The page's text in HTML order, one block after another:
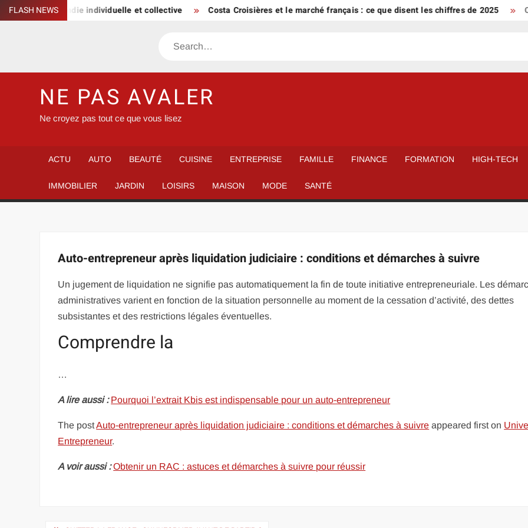
Skip
to
FLASH NEWS
sécurité incendie individuelle et collective Costa Croisières et le marché français : ce que disent les chiffres de 2025
Search
NE PAS AVALER
Ne croyez pas tout ce que vous lisez
ACTU AUTO BEAUTÉ CUISINE ENTREPRISE FAMILLE FINANCE FORMATION HIGH-TECH
IMMOBILIER JARDIN LOISIRS MAISON MODE SANTÉ
Auto-entrepreneur après liquidation judiciaire : conditions et démarches à suivre
Un jugement de liquidation ne signifie pas automatiquement la fin de toute initiative entrepreneuriale. Les
administratives varient en fonction de la situation personnelle au moment de la cessation d’activité, des dettes
subsistantes et des restrictions légales éventuelles.
Comprendre la
…
A lire aussi : Pourquoi l’extrait Kbis est indispensable pour un auto-entrepreneur
The postAuto-entrepreneur après liquidation judiciaire : conditions et démarches à suivre appeared first on
Entrepreneur.
A voir aussi : Obtenir un RAC : astuces et démarches à suivre pour réussir